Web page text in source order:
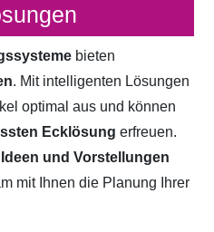
bieten
. Mit intelligenten Lösungen
optimal aus und können
Ecklösung erfreuen.
Ideen und Vorstellungen
mit Ihnen die Planung Ihrer